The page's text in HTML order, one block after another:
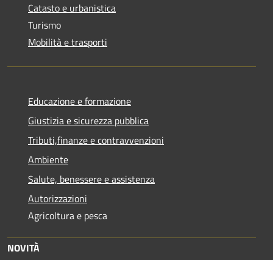
Catasto e urbanistica
Turismo
Mobilità e trasporti
Educazione e formazione
Giustizia e sicurezza pubblica
Tributi,finanze e contravvenzioni
Ambiente
Salute, benessere e assistenza
Autorizzazioni
Agricoltura e pesca
NOVITÀ